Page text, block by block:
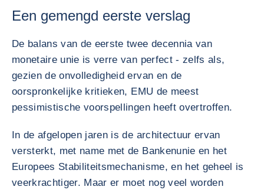
Een gemengd eerste verslag
De balans van de eerste twee decennia van
monetaire unie is verre van perfect - zelfs als,
gezien de onvolledigheid ervan en de
oorspronkelijke kritieken, EMU de meest
pessimistische voorspellingen heeft overtroffen.
In de afgelopen jaren is de architectuur ervan
versterkt, met name met de Bankenunie en het
Europees Stabiliteitsmechanisme, en het geheel is
veerkrachtiger. Maar er moet nog veel worden